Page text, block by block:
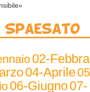
Spaesato
02-
04-Aprile
06-Giugno07-